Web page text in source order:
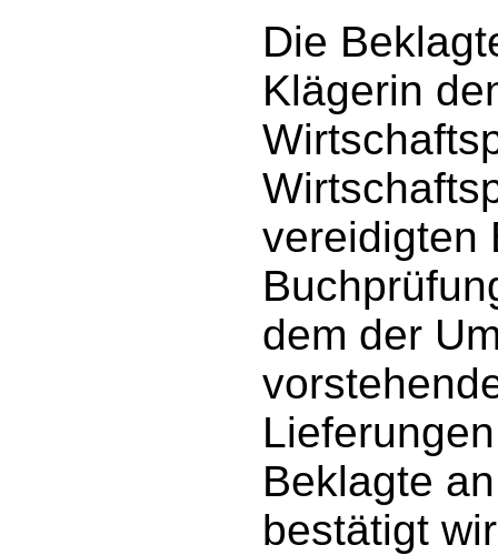
Die
Klägerin
vereidigten
dem der
Beklagte
bestätigt